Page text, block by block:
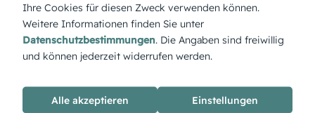
Ihre Cookies für diesen Zweck verwenden können.
Weitere Informationen finden Sie unter
Datenschutzbestimmungen. Die Angaben sind freiwillig
und können jederzeit widerrufen werden.
Alle akzeptieren Einstellungen